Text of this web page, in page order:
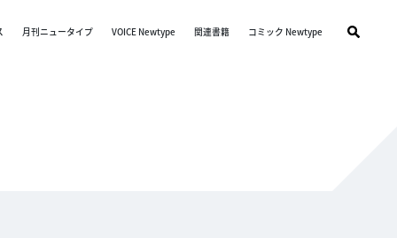
月刊ニュータイプ VOICE Newtype 関連書籍 コミック Newtype